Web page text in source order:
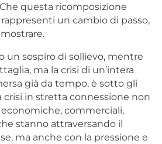
questa ricomposizione
un cambio di passo,
un sospiro di sollievo, mentre
ma la crisi di un’intera
già da tempo, è sotto gli
crisi in stretta connessione non
commerciali,
stanno attraversando il
ma anche con la pressione e